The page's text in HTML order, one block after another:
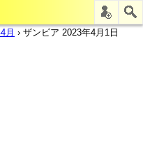
月 › ザンビア 2023年4月1日